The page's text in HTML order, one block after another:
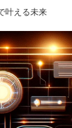
叶える未来